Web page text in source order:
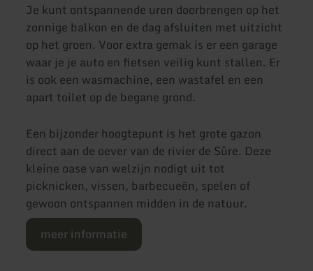
Je kunt ontspannende uren doorbrengen op het
zonnige balkon en de dag afsluiten met uitzicht
op het groen. Voor extra gemak is er een garage
waar je je auto en fietsen veilig kunt stallen. Er
is ook een wasmachine, een wastafel en een
apart toilet op de begane grond.
Een bijzonder hoogtepunt is het grote gazon
direct aan de oever van de rivier de Sûre. Deze
kleine oase van welzijn nodigt uit tot
picknicken, vissen, barbecueën, spelen of
gewoon ontspannen midden in de natuur.
meer informatie